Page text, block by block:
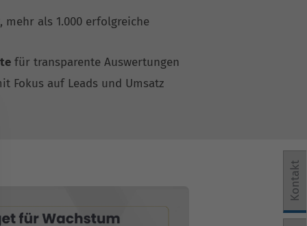
mehr als 1.000 erfolgreiche
für transparente Auswertungen
Fokus auf Leads und Umsatz
Kontakt